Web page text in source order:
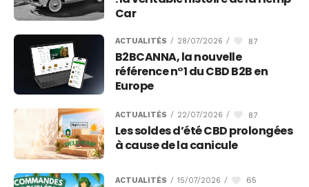
Car
ACTUALITÉS / 28/07/2026 / 87
B2BCANNA, la nouvelle
référence n°1 du CBD B2B en
Europe
ACTUALITÉS / 22/07/2026 / 87
Les soldes d’été CBD prolongées
à cause de la canicule
ACTUALITÉS / 15/07/2026 / 65